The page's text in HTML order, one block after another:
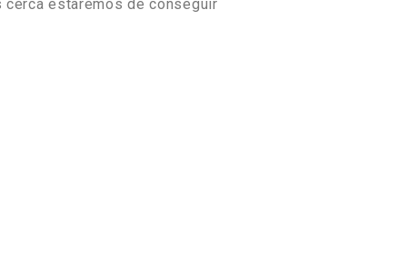
cerca estaremos de conseguir